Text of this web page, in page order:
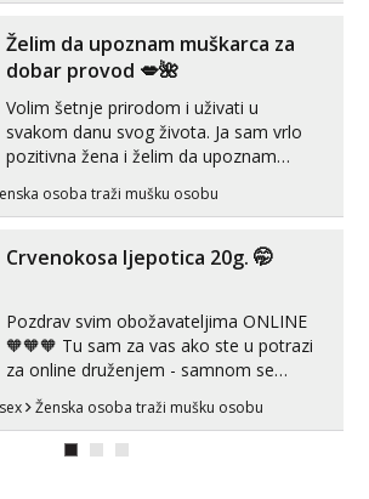
Želim da upoznam muškarca za
dobar provod 💋🌺
Volim šetnje prirodom i uživati u
svakom danu svog života. Ja sam vrlo
pozitivna žena i želim da upoznam
može i nešto više.💋🌺 Klikni na link
osoba traži mušku osobu
Crvenokosa ljepotica 20g. 🤭
Pozdrav svim obožavateljima ONLINE
🧡🧡🧡 Tu sam za vas ako ste u potrazi
za online druženjem - samnom se
možete zabaviti preko videopoziva, ili
ako vam nisam dovoljna radim i u paru i
trojci s kolegicama, svaka je drugačija
Ženska osoba traži mušku osobu